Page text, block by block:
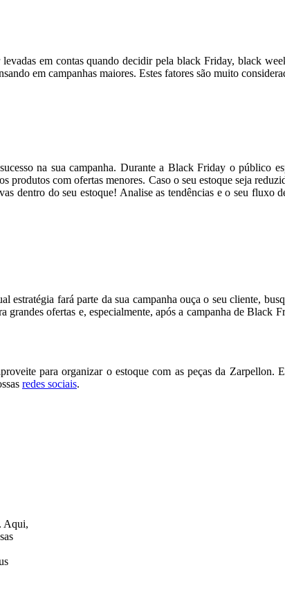
em contas quando decidir pela black Friday, black
em campanhas maiores. Estes fatores são muito
na sua campanha. Durante a Black Friday o público
produtos com ofertas menores. Caso o seu estoque seja
dentro do seu estoque! Analise as tendências e o seu fluxo
fará parte da sua campanha ouça o seu cliente,
ofertas e, especialmente, após a campanha de Black
para organizar o estoque com as peças da Zarpellon.
redes sociais.
Aqui,